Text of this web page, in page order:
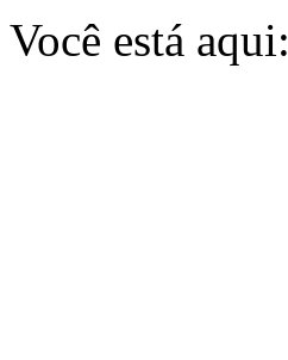
Você está aqui: